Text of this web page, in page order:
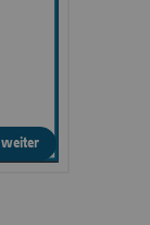
weiter